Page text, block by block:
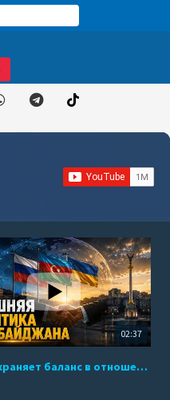
02:37
Баку сохраняет баланс в отношениях с Москвой и Киевом